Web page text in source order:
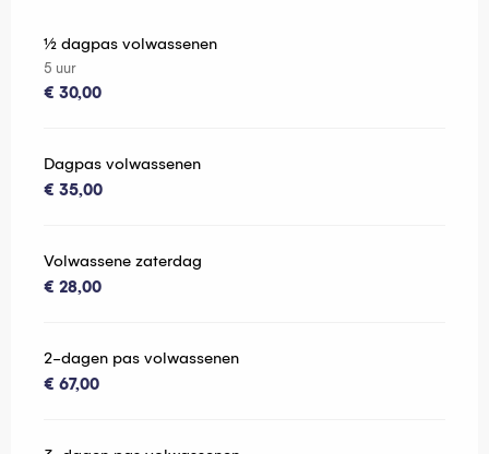
½ dagpas volwassenen
5 uur
€ 30,00
Dagpas volwassenen
€ 35,00
Volwassene zaterdag
€ 28,00
2-dagen pas volwassenen
€ 67,00